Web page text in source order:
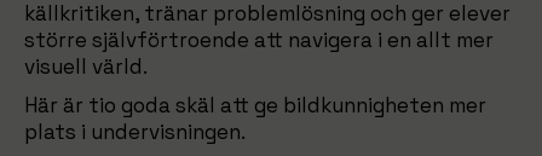
källkritiken, tränar problemlösning och ger elever
större självförtroende att navigera i en allt mer
visuell värld.
Här är tio goda skäl att ge bildkunnigheten mer
plats i undervisningen.